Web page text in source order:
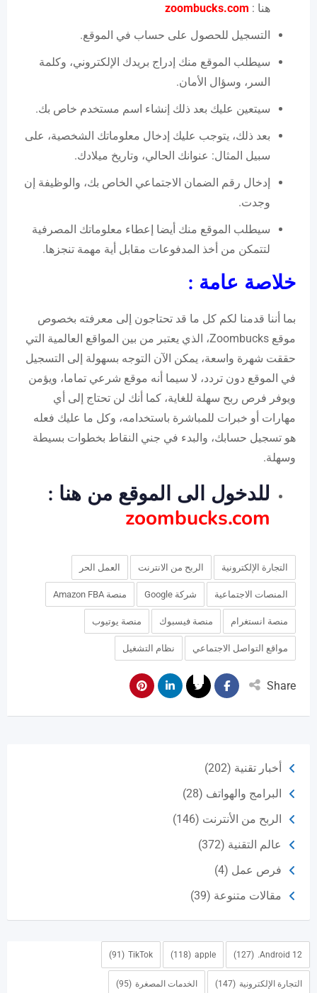
هنا : zoombucks.com
التسجيل للحصول على حساب في الموقع.
سيطلب الموقع منك إدراج بريدك الإلكتروني، وكلمة
السر، وسؤال الأمان.
سيتعين عليك بعد ذلك إنشاء اسم مستخدم خاص بك.
بعد ذلك، يتوجب عليك إدخال معلوماتك الشخصية، على
سبيل المثال: عنوانك الحالي، وتاريخ ميلادك.
إدخال رقم الضمان الاجتماعي الخاص بك، والوظيفة إن
وجدت.
سيطلب الموقع منك أيضا إعطاء معلوماتك المصرفية
لتتمكن من أخذ المدفوعات مقابل أية مهمة تنجزها.
خلاصة عامة :
بما أننا قدمنا لكم كل ما قد تحتاجون إلى معرفته بخصوص
موقع Zoombucks، الذي يعتبر من بين المواقع العالمية التي
حققت شهرة واسعة، يمكن الآن التوجه بسهولة إلى التسجيل
في الموقع دون تردد، لا سيما أنه موقع شرعي تماما، ويؤمن
ويوفر فرص ربح سهلة للغاية، كما أنك لن تحتاج إلى أي
مهارات أو خبرات للمباشرة باستخدامه، وكل ما عليك فعله
هو تسجيل حسابك، والبدء في جني النقاط بخطوات بسيطة
وسهلة.
للدخول الى الموقع من هنا :
zoombucks.com
التجارة الإلكترونية الربح من الانترنت العمل الحر
المنصات الاجتماعية شركة Google منصة Amazon FBA
منصة انستغرام منصة فيسبوك منصة يوتيوب
مواقع التواصل الاجتماعي نظام التشغيل
Share
أخبار تقنية (202)
البرامج والهواتف (28)
الربح من الأنترنت (146)
عالم التقنية (372)
فرص عمل (4)
مقالات متنوعة (39)
Android 12.
(127)
apple
(118)
TikTok
(91)
التجارة الإلكترونية (147) الخدمات المصغرة (95)